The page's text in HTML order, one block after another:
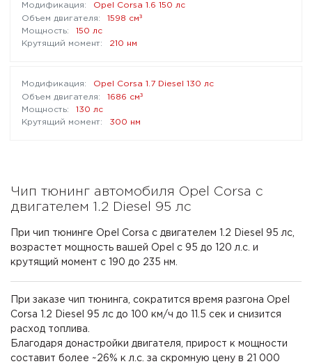
Opel Corsa 1.6 150 лс
1598 см³
150 лс
210 нм
Opel Corsa 1.7 Diesel 130 лс
1686 см³
130 лс
300 нм
Чип тюнинг автомобиля Opel Corsa с
двигателем 1.2 Diesel 95 лс
При чип тюнинге Opel Corsa с двигателем 1.2 Diesel 95 лс,
возрастет мощность вашей Opel с 95 до 120 л.с. и
крутящий момент с 190 до 235 нм.
При заказе чип тюнинга, сократится время разгона Opel
Corsa 1.2 Diesel 95 лс до 100 км/ч до 11.5 сек и снизится
расход топлива.
Благодаря донастройки двигателя, прирост к мощности
составит более ~26% к л.с. за скромную цену в 21 000